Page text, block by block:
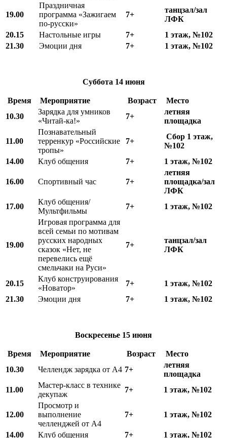
19.00
Праздничная
программа «Зажигаем
по-русски»
7+
танцзал/зал
ЛФК
20.15
Настольные игры 7+
1 этаж, №102
21.30
Эмоции дня 7+ 1 этаж, №102
Суббота 14 июня
Время Мероприятие Возраст
Место
10.30
Зарядка для умников
«Читай-ка!»
7+
летняя
площадка
11.00
Познавательный
терренкур «Российские
тропы»
7+
Сбор 1 этаж,
№102
14.00
Клуб общения 7+ 1 этаж, №102
16.00 Спортивный час 7+
летняя
площадка/зал
ЛФК
17.00
Клуб общения/
Мультфильмы
7+ 1 этаж, №102
19.00
Игровая программа для
всей семьи по мотивам
русских народных
сказок «Нет, не
перевелись ещё
смельчаки на Руси»
7+
танцзал/зал
ЛФК
20.15
Клуб конструирования
«Новатор»
7+
1 этаж, №102
21.30
Эмоции дня 7+ 1 этаж, №102
Воскресенье 15 июня
Время Мероприятие Возраст
Место
10.30 Челлендж зарядка от А4 7+
летняя
площадка
11.00
Мастер-класс в технике
декупаж
7+ 1 этаж, №102
12.00
Просмотр и
выполнение
челленджей от А4
7+ 1 этаж, №102
14.00 Клуб общения 7+ 1 этаж, №102